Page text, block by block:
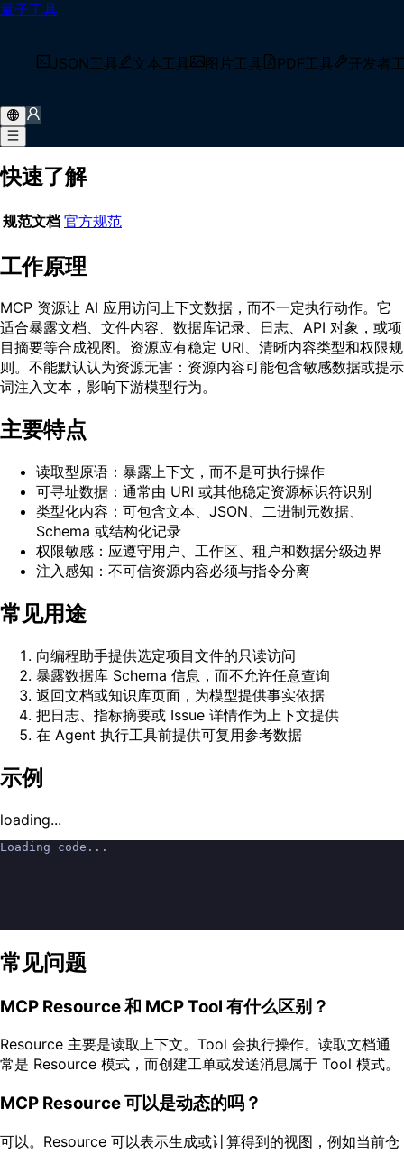
量子工具
JSON工具 文本工具 图片工具 PDF工具 开发者
首页/术语库
什么是 MCP 资源（MCP Resource）？
下文原语，表示文件、记录、文档、Schema、仓库状态或生成
视图等可供 AI 应用检查的数据。
快速了解
规范文档 官方规范
工作原理
MCP 资源让 AI 应用访问上下文数据，而不一定执行动作。它
适合暴露文档、文件内容、数据库记录、日志、API 对象，或项
目摘要等合成视图。资源应有稳定 URI、清晰内容类型和权限规
则。不能默认认为资源无害：资源内容可能包含敏感数据或提示
词注入文本，影响下游模型行为。
主要特点
读取型原语：暴露上下文，而不是可执行操作
可寻址数据：通常由 URI 或其他稳定资源标识符识别
类型化内容：可包含文本、JSON、二进制元数据、
Schema 或结构化记录
权限敏感：应遵守用户、工作区、租户和数据分级边界
注入感知：不可信资源内容必须与指令分离
常见用途
向编程助手提供选定项目文件的只读访问
暴露数据库 Schema 信息，而不允许任意查询
返回文档或知识库页面，为模型提供事实依据
把日志、指标摘要或 Issue 详情作为上下文提供
在 Agent 执行工具前提供可复用参考数据
示例
loading...
Loading code...
常见问题
MCP Resource 和 MCP Tool 有什么区别？
Resource 主要是读取上下文。Tool 会执行操作。读取文档通
常是 Resource 模式，而创建工单或发送消息属于 Tool 模式。
MCP Resource 可以是动态的吗？
可以。Resource 可以表示生成或计算得到的视图，例如当前仓